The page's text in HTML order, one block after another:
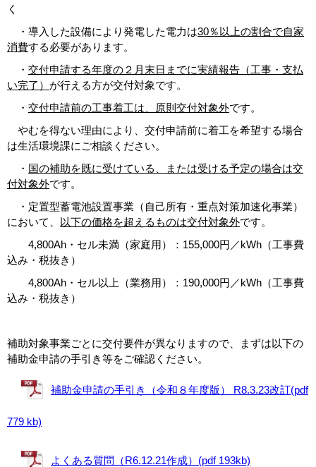
く
・導入した設備により発電した電力は30％以上の割合で自家
消費する必要があります。
・ 交付申請する年度の２月末日までに実績報告（工事・支払
い完了） が行える方が交付対象です。
・ 交付申請前の工事着工は、原則交付対象外です。
やむを得ない理由により、交付申請前に着工を希望する場合
は生活環境課にご相談ください。
・ 国の補助を既に受けている、または受ける予定の場合は交
付対象外です。
・定置型蓄電池設置事業（自己所有・重点対策加速化事業）
において、
以下の価格を超えるものは交付対象外です。
4,800Ah・セル未満（家庭用）：155,000円／kWh（工事費
込み・税抜き）
4,800Ah・セル以上（業務用）：190,000円／kWh（工事費
込み・税抜き）
補助対象事業ごとに交付要件が異なりますので、まずは以下の
補助金申請の手引き等をご確認ください。
補助金申請の手引き（令和８年度版） R8.3.23改訂(pdf
779 kb)
よくある質問（R6.12.21作成）(pdf 193kb)